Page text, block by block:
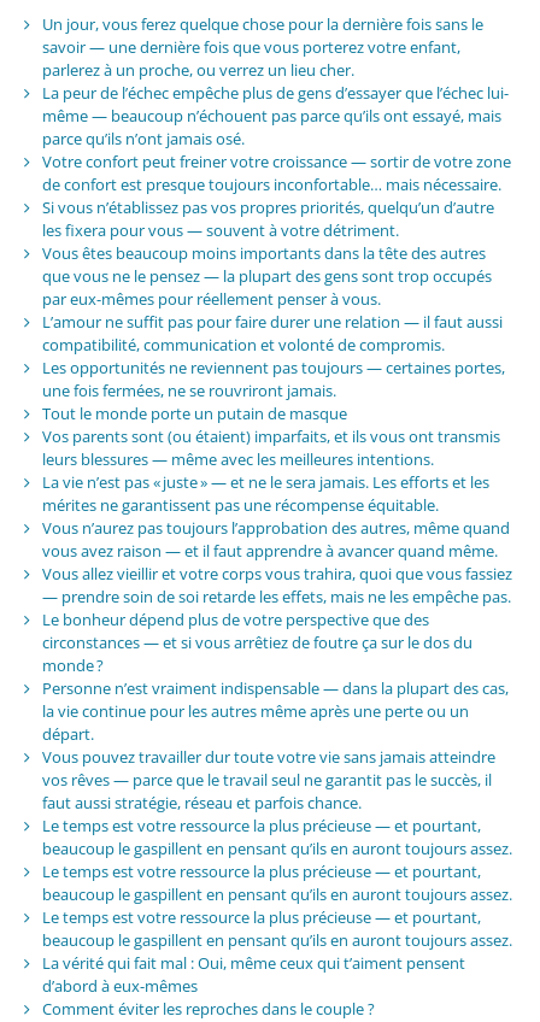
Un jour, vous ferez quelque chose pour la dernière fois sans le
savoir — une dernière fois que vous porterez votre enfant,
parlerez à un proche, ou verrez un lieu cher.
La peur de l’échec empêche plus de gens d’essayer que l’échec lui-
même — beaucoup n’échouent pas parce qu’ils ont essayé, mais
parce qu’ils n’ont jamais osé.
Votre confort peut freiner votre croissance — sortir de votre zone
de confort est presque toujours inconfortable… mais nécessaire.
Si vous n’établissez pas vos propres priorités, quelqu’un d’autre
les fixera pour vous — souvent à votre détriment.
Vous êtes beaucoup moins importants dans la tête des autres
que vous ne le pensez — la plupart des gens sont trop occupés
par eux-mêmes pour réellement penser à vous.
L’amour ne suffit pas pour faire durer une relation — il faut aussi
compatibilité, communication et volonté de compromis.
Les opportunités ne reviennent pas toujours — certaines portes,
une fois fermées, ne se rouvriront jamais.
Tout le monde porte un putain de masque
Vos parents sont (ou étaient) imparfaits, et ils vous ont transmis
leurs blessures — même avec les meilleures intentions.
La vie n’est pas « juste » — et ne le sera jamais. Les efforts et les
mérites ne garantissent pas une récompense équitable.
Vous n’aurez pas toujours l’approbation des autres, même quand
vous avez raison — et il faut apprendre à avancer quand même.
Vous allez vieillir et votre corps vous trahira, quoi que vous fassiez
— prendre soin de soi retarde les effets, mais ne les empêche pas.
Le bonheur dépend plus de votre perspective que des
circonstances — et si vous arrêtiez de foutre ça sur le dos du
monde ?
Personne n’est vraiment indispensable — dans la plupart des cas,
la vie continue pour les autres même après une perte ou un
départ.
Vous pouvez travailler dur toute votre vie sans jamais atteindre
vos rêves — parce que le travail seul ne garantit pas le succès, il
faut aussi stratégie, réseau et parfois chance.
Le temps est votre ressource la plus précieuse — et pourtant,
beaucoup le gaspillent en pensant qu’ils en auront toujours assez.
Le temps est votre ressource la plus précieuse — et pourtant,
beaucoup le gaspillent en pensant qu’ils en auront toujours assez.
Le temps est votre ressource la plus précieuse — et pourtant,
beaucoup le gaspillent en pensant qu’ils en auront toujours assez.
La vérité qui fait mal : Oui, même ceux qui t’aiment pensent
d’abord à eux-mêmes
Comment éviter les reproches dans le couple ?